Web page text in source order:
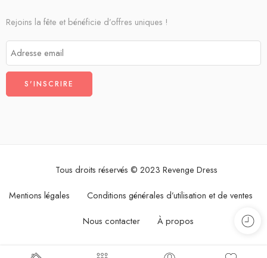
Rejoins la fête et bénéficie d’offres uniques !
Tous droits réservés © 2023 Revenge Dress
Mentions légales Conditions générales d’utilisation et de ventes
Nous contacter À propos